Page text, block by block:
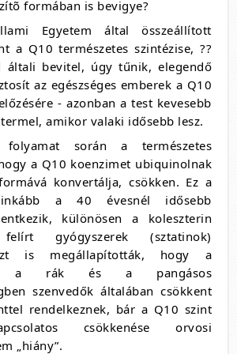
formában is bevigye?
Egyetem által összeállított
a Q10 természetes szintézise, ??
általi bevitel, úgy tűnik, elegendő
az egészséges emberek a Q10
- azonban a test kevesebb
amikor valaki idősebb lesz.
folyamat során a természetes
a Q10 koenzimet ubiquinolnak
konvertálja, csökken. Ez a
a 40 évesnél idősebb
különösen a koleszterin
felírt gyógyszerek (sztatinok)
is megállapították, hogy a
a rák és a pangásos
szenvedők általában csökkent
rendelkeznek, bár a Q10 szint
csökkenése orvosi
„hiány”.